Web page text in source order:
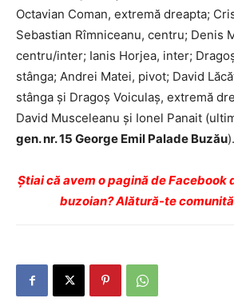
Octavian Coman, extremă dreapta;
Sebastian Rîmniceanu, centru; Denis
centru/inter; Ianis Horjea, inter;
stânga; Andrei Matei, pivot; David
stânga şi Dragoş Voiculaş, extremă
David Musceleanu şi Ionel Panait
gen. nr. 15 George Emil Palade Buzău).
Ştiai că avem o pagină de
buzoian? Alătură-te